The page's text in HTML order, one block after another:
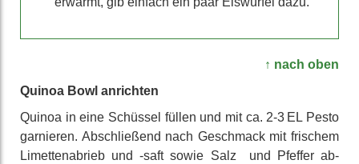
↑ nach oben
Quinoa Bowl anrichten
Quinoa in eine Schüssel füllen und mit ca. 2-3 EL Pesto
garnieren. Ab­schließend nach Geschmack mit frischem
Limetten­abrieb und -saft sowie Salz und Pfeffer ab­